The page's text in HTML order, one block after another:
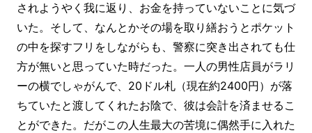
されようやく我に返り、お金を持っていないことに気づ
いた。そして、なんとかその場を取り繕おうとポケット
の中を探すフリをしながらも、警察に突き出されても仕
方が無いと思っていた時だった。一人の男性店員がラリ
ーの横でしゃがんで、20ドル札（現在約2400円）が落
ちていたと渡してくれたお陰で、彼は会計を済ませるこ
とができた。だがこの人生最大の苦境に偶然手に入れた